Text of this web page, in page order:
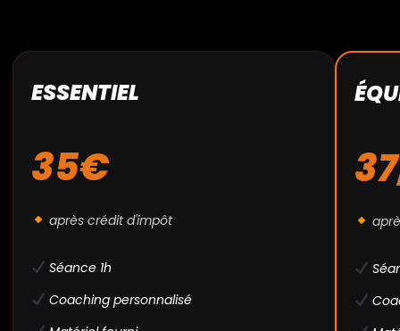
ESSENTIEL
35€
après crédit d'impôt
Séance 1h
Coaching personnalisé